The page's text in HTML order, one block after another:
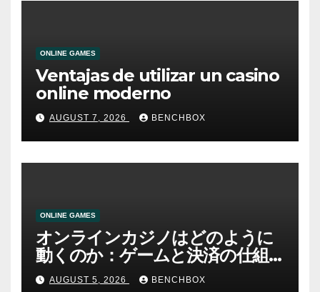
ONLINE GAMES
Ventajas de utilizar un casino
online moderno
AUGUST 7, 2026 BENCHBOX
ONLINE GAMES
オンラインカジノはどのように
動くのか：ゲームと決済の仕組
みAUGUST 5, 2026 BENCHBOX